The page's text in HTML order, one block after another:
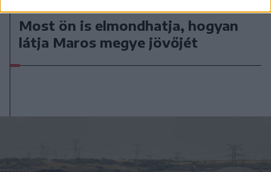
Most ön is elmondhatja, hogyan
látja Maros megye jövőjét